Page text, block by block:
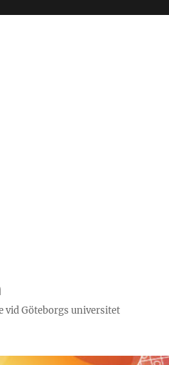
vid Göteborgs universitet